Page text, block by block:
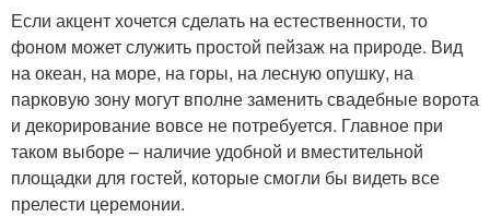
Если акцент хочется сделать на естественности, то
фоном может служить простой пейзаж на природе. Вид
на океан, на море, на горы, на лесную опушку, на
парковую зону могут вполне заменить свадебные ворота
и декорирование вовсе не потребуется. Главное при
таком выборе – наличие удобной и вместительной
площадки для гостей, которые смогли бы видеть все
прелести церемонии.